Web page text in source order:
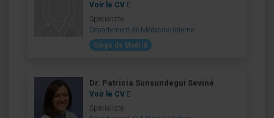
Voir le CV
Spécialiste
Département de Médecine Interne
Siège de Madrid
Dr. Patricia Sunsundegui Seviné
Voir le CV
Spécialiste